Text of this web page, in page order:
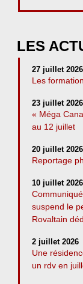
LES
27 juillet 2026
Les
23 juillet 2026
« Méga
au 12 juillet
20 juillet 2026
Reportage
10 juillet 2026
suspend le
Rovaltain
2 juillet 2026
Une
un rdv en